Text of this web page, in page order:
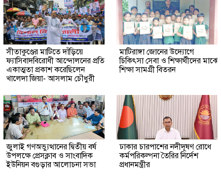
সীতাকুণ্ডের মাটিতে দাঁড়িয়ে
ফ্যাসিবাদবিরোধী আন্দোলনের প্রতি
একাত্মতা প্রকাশ করেছিলেন
খালেদা জিয়া- আসলাম চৌধুরী
মাটিরাঙ্গা জোনের উদ্যোগে
চিকিৎসা সেবা ও শিক্ষার্থীদের মাঝে
শিক্ষা সামগ্রী বিতরন
জুলাই গণঅভ্যুত্থানের দ্বিতীয় বর্ষ
উপলক্ষে প্রেসক্লাব ও সাংবাদিক
ইউনিয়ন বগুড়ার আলোচনা সভা
ঢাকার চারপাশের নদীদূষণ রোধে
কর্মপরিকল্পনা তৈরির নির্দেশ
প্রধানমন্ত্রীর